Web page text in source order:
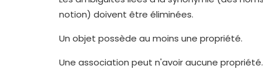
notion) doivent être éliminées.
Un objet possède au moins une propriété.
Une association peut n'avoir aucune propriété.